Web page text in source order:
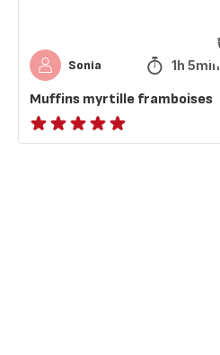
Sonia 1h 5min
Muffins myrtille framboises
ratings.NaN